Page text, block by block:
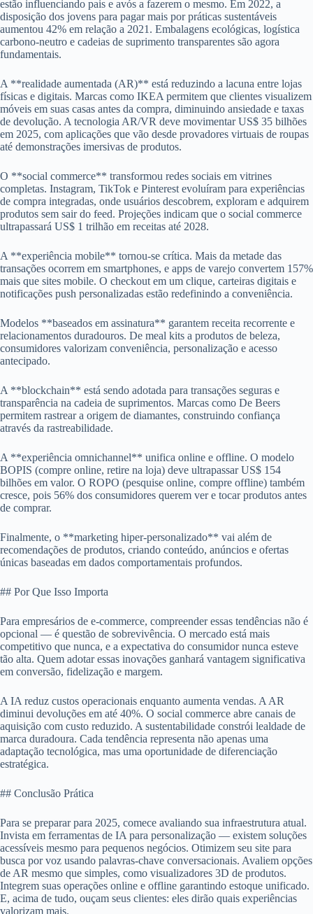
estão influenciando pais e avós a fazerem o mesmo. Em 2022, a
disposição dos jovens para pagar mais por práticas sustentáveis
aumentou 42% em relação a 2021. Embalagens ecológicas, logística
carbono-neutro e cadeias de suprimento transparentes são agora
fundamentais.
A **realidade aumentada (AR)** está reduzindo a lacuna entre lojas
físicas e digitais. Marcas como IKEA permitem que clientes visualizem
móveis em suas casas antes da compra, diminuindo ansiedade e taxas
de devolução. A tecnologia AR/VR deve movimentar US$ 35 bilhões
em 2025, com aplicações que vão desde provadores virtuais de roupas
até demonstrações imersivas de produtos.
O **social commerce** transformou redes sociais em vitrines
completas. Instagram, TikTok e Pinterest evoluíram para experiências
de compra integradas, onde usuários descobrem, exploram e adquirem
produtos sem sair do feed. Projeções indicam que o social commerce
ultrapassará US$ 1 trilhão em receitas até 2028.
A **experiência mobile** tornou-se crítica. Mais da metade das
transações ocorrem em smartphones, e apps de varejo convertem 157%
mais que sites mobile. O checkout em um clique, carteiras digitais e
notificações push personalizadas estão redefinindo a conveniência.
Modelos **baseados em assinatura** garantem receita recorrente e
relacionamentos duradouros. De meal kits a produtos de beleza,
consumidores valorizam conveniência, personalização e acesso
antecipado.
A **blockchain** está sendo adotada para transações seguras e
transparência na cadeia de suprimentos. Marcas como De Beers
permitem rastrear a origem de diamantes, construindo confiança
através da rastreabilidade.
A **experiência omnichannel** unifica online e offline. O modelo
BOPIS (compre online, retire na loja) deve ultrapassar US$ 154
bilhões em valor. O ROPO (pesquise online, compre offline) também
cresce, pois 56% dos consumidores querem ver e tocar produtos antes
de comprar.
Finalmente, o **marketing hiper-personalizado** vai além de
recomendações de produtos, criando conteúdo, anúncios e ofertas
únicas baseadas em dados comportamentais profundos.
## Por Que Isso Importa
Para empresários de e-commerce, compreender essas tendências não é
opcional — é questão de sobrevivência. O mercado está mais
competitivo que nunca, e a expectativa do consumidor nunca esteve
tão alta. Quem adotar essas inovações ganhará vantagem significativa
em conversão, fidelização e margem.
A IA reduz custos operacionais enquanto aumenta vendas. A AR
diminui devoluções em até 40%. O social commerce abre canais de
aquisição com custo reduzido. A sustentabilidade constrói lealdade de
marca duradoura. Cada tendência representa não apenas uma
adaptação tecnológica, mas uma oportunidade de diferenciação
estratégica.
## Conclusão Prática
Para se preparar para 2025, comece avaliando sua infraestrutura atual.
Invista em ferramentas de IA para personalização — existem soluções
acessíveis mesmo para pequenos negócios. Otimizem seu site para
busca por voz usando palavras-chave conversacionais. Avaliem opções
de AR mesmo que simples, como visualizadores 3D de produtos.
Integrem suas operações online e offline garantindo estoque unificado.
E, acima de tudo, ouçam seus clientes: eles dirão quais experiências
valorizam mais.